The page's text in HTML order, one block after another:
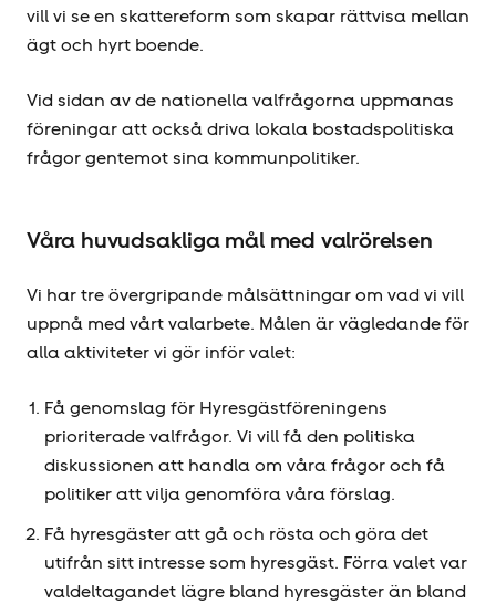
vill vi se en skattereform som skapar rättvisa mellan
ägt och hyrt boende.
Vid sidan av de nationella valfrågorna uppmanas
föreningar att också driva lokala bostadspolitiska
frågor gentemot sina kommunpolitiker.
Våra huvudsakliga mål med valrörelsen
Vi har tre övergripande målsättningar om vad vi vill
uppnå med vårt valarbete. Målen är vägledande för
alla aktiviteter vi gör inför valet:
Få genomslag för Hyresgäst­föreningens
prioriterade valfrågor. Vi vill få den politiska
diskussionen att handla om våra frågor och få
politiker att vilja genomföra våra förslag.
Få hyresgäster att gå och rösta och göra det
utifrån sitt intresse som hyresgäst. Förra valet var
valdeltagandet lägre bland hyresgäster än bland